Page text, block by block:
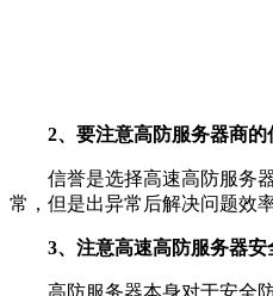
2、要注意高防服务器商的
信誉是选择高速高防服务器
常，但是出异常后解决问题效
3、注意高速高防服务器安
高防服务器本身对于安全防